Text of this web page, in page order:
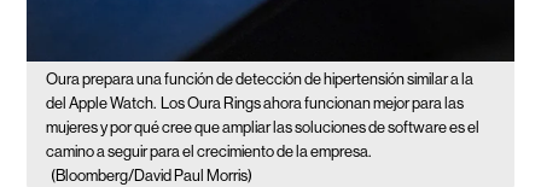
Oura prepara una función de detección de hipertensión similar a la
del Apple Watch. Los Oura Rings ahora funcionan mejor para las
mujeres y por qué cree que ampliar las soluciones de software es el
camino a seguir para el crecimiento de la empresa.
(Bloomberg/David Paul Morris)